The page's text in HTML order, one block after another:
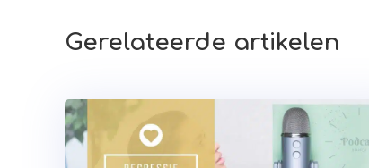
Gerelateerde artikelen